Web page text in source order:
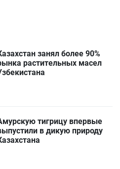
занял более 90%
растительных масел
тигрицу впервые
в дикую природу